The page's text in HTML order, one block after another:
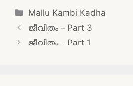
Categories
Mallu Kambi Kadha
Post
navigation
ജീവിതം – Part 3
ജീവിതം – Part 1